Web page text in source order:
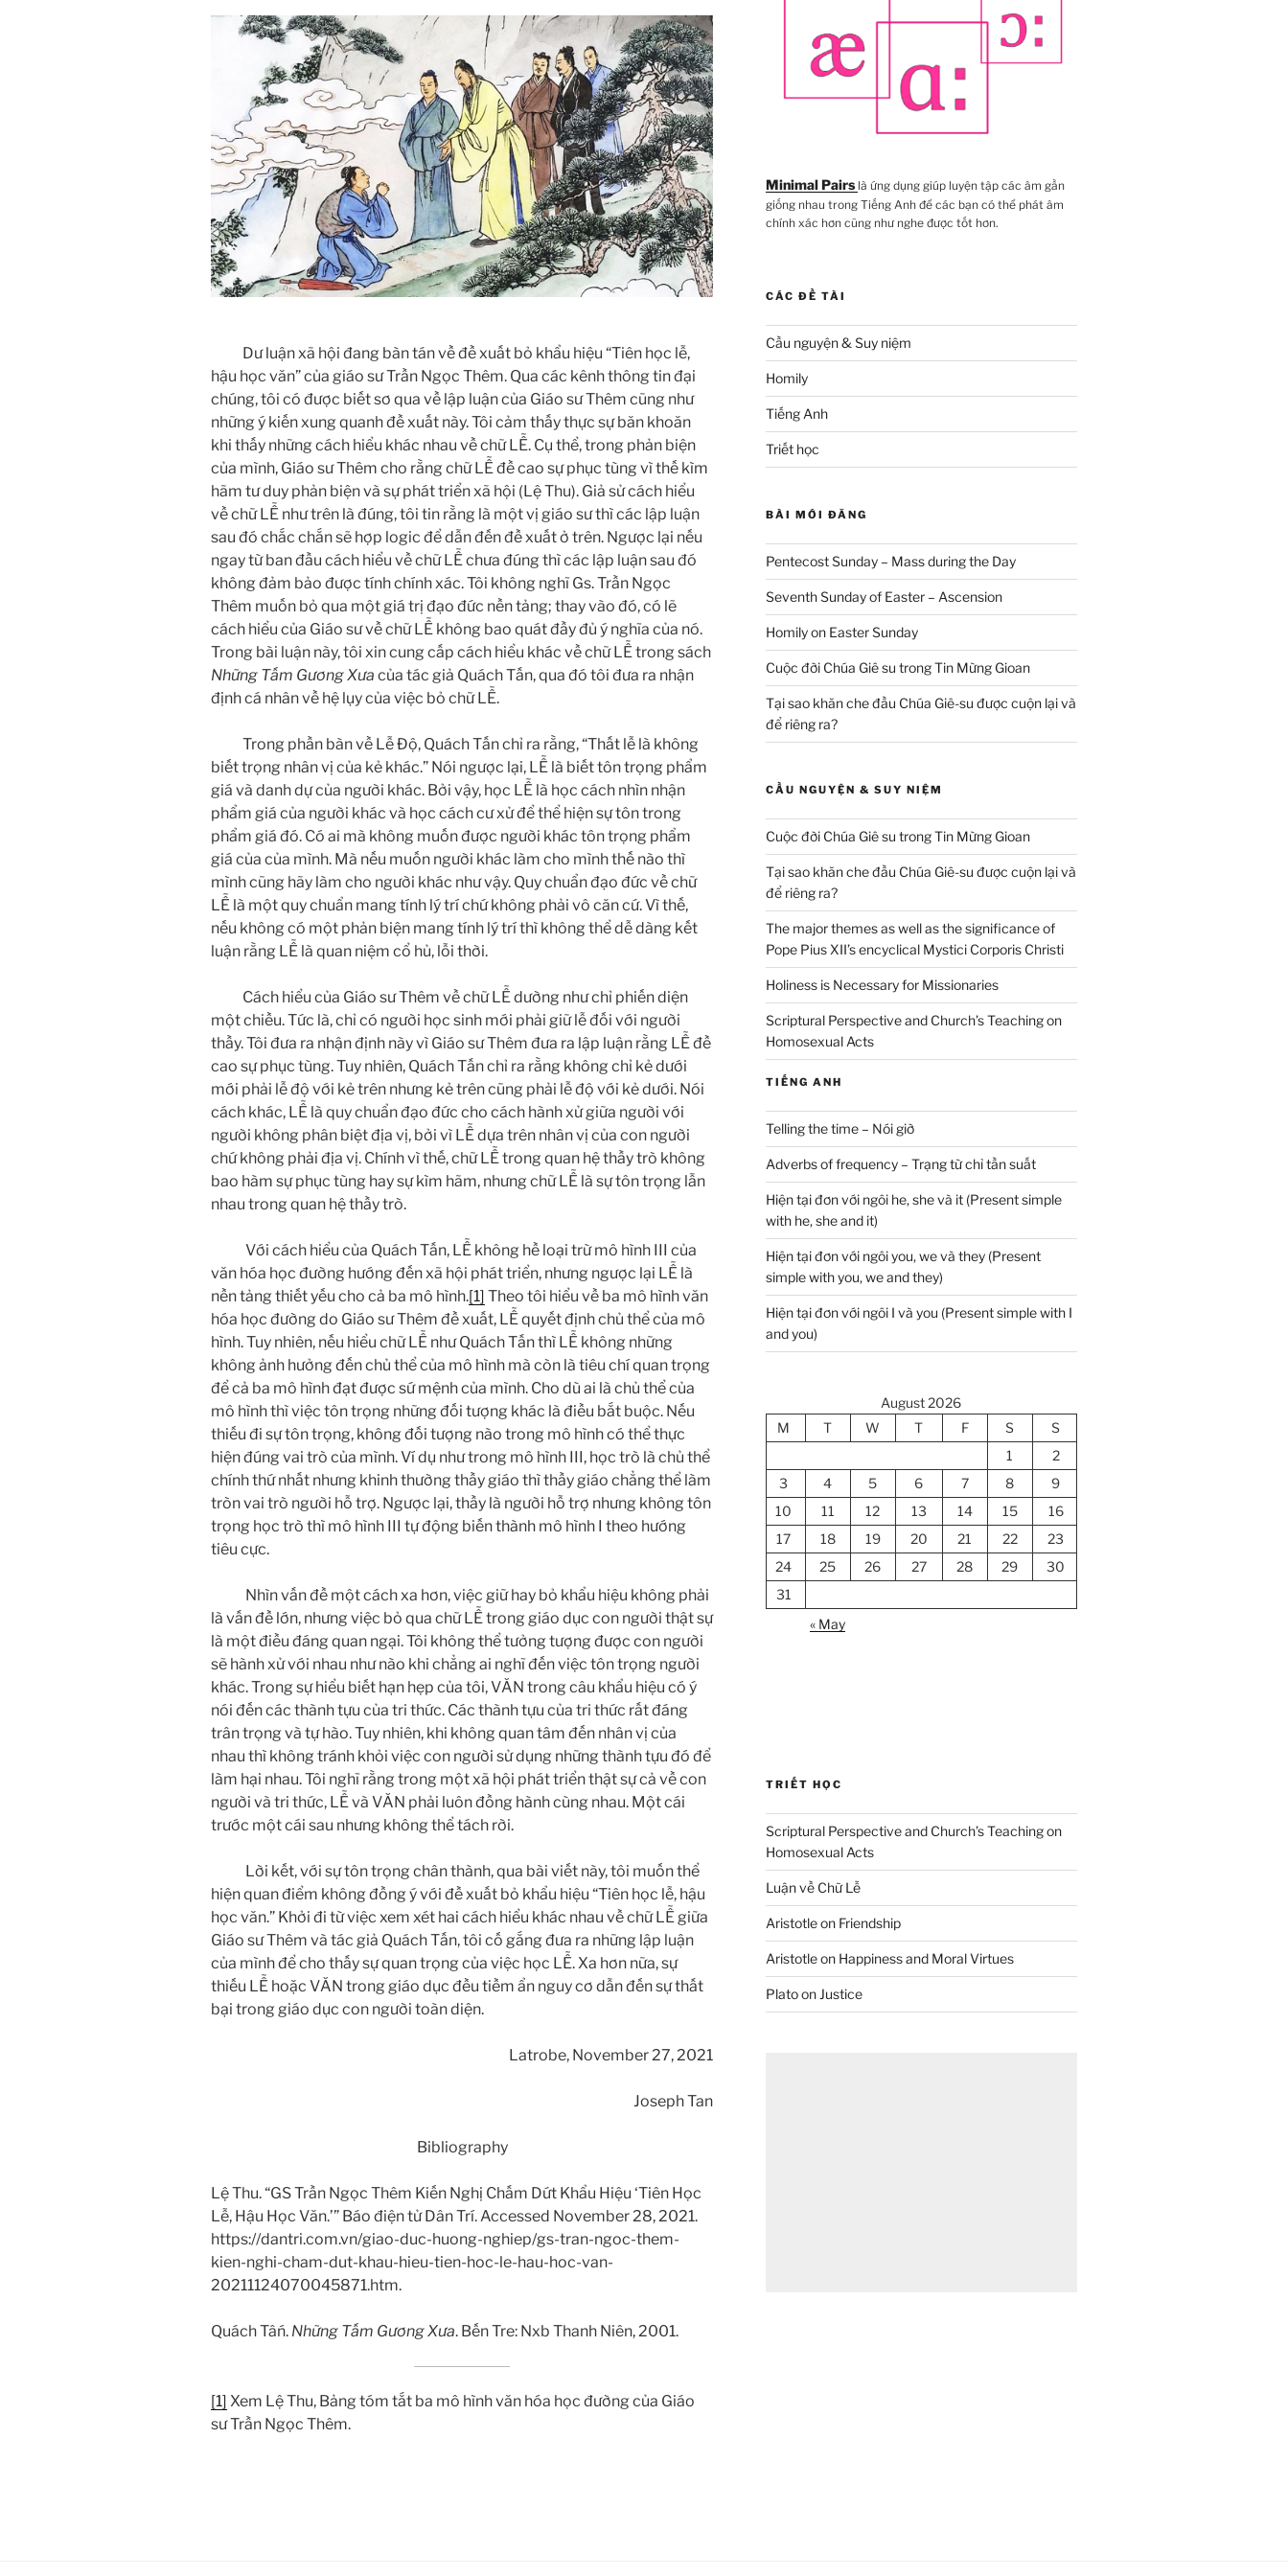
Dư luận xã hội đang bàn tán về đề xuất bỏ khẩu hiệu “Tiên học lễ,
hậu học văn” của giáo sư Trần Ngọc Thêm. Qua các kênh thông tin đại
chúng, tôi có được biết sơ qua về lập luận của Giáo sư Thêm cũng như
những ý kiến xung quanh đề xuất này. Tôi cảm thấy thực sự băn khoăn
khi thấy những cách hiểu khác nhau về chữ LỄ. Cụ thể, trong phản biện
của mình, Giáo sư Thêm cho rằng chữ LỄ đề cao sự phục tùng vì thế kìm
hãm tư duy phản biện và sự phát triển xã hội (Lệ Thu). Giả sử cách hiểu
về chữ LỄ như trên là đúng, tôi tin rằng là một vị giáo sư thì các lập luận
sau đó chắc chắn sẽ hợp logic để dẫn đến đề xuất ở trên. Ngược lại nếu
ngay từ ban đầu cách hiểu về chữ LỄ chưa đúng thì các lập luận sau đó
không đảm bảo được tính chính xác. Tôi không nghĩ Gs. Trần Ngọc
Thêm muốn bỏ qua một giá trị đạo đức nền tảng; thay vào đó, có lẽ
cách hiểu của Giáo sư về chữ LỄ không bao quát đầy đủ ý nghĩa của nó.
Trong bài luận này, tôi xin cung cấp cách hiểu khác về chữ LỄ trong sách
Những Tấm Gương Xưa của tác giả Quách Tấn, qua đó tôi đưa ra nhận
định cá nhân về hệ lụy của việc bỏ chữ LỄ.
Trong phần bàn về Lễ Độ, Quách Tấn chỉ ra rằng, “Thất lễ là không
biết trọng nhân vị của kẻ khác.” Nói ngược lại, LỄ là biết tôn trọng phẩm
giá và danh dự của người khác. Bởi vậy, học LỄ là học cách nhìn nhận
phẩm giá của người khác và học cách cư xử để thể hiện sự tôn trong
phẩm giá đó. Có ai mà không muốn được người khác tôn trọng phẩm
giá của của mình. Mà nếu muốn người khác làm cho mình thế nào thì
mình cũng hãy làm cho người khác như vậy. Quy chuẩn đạo đức về chữ
LỄ là một quy chuẩn mang tính lý trí chứ không phải vô căn cứ. Vì thế,
nếu không có một phản biện mang tính lý trí thì không thể dễ dàng kết
luận rằng LỄ là quan niệm cổ hủ, lỗi thời.
Cách hiểu của Giáo sư Thêm về chữ LỄ dường như chỉ phiến diện
một chiều. Tức là, chỉ có người học sinh mới phải giữ lễ đối với người
thầy. Tôi đưa ra nhận định này vì Giáo sư Thêm đưa ra lập luận rằng LỄ đề
cao sự phục tùng. Tuy nhiên, Quách Tấn chỉ ra rằng không chỉ kẻ dưới
mới phải lễ độ với kẻ trên nhưng kẻ trên cũng phải lễ độ với kẻ dưới. Nói
cách khác, LỄ là quy chuẩn đạo đức cho cách hành xử giữa người với
người không phân biệt địa vị, bởi vì LỄ dựa trên nhân vị của con người
chứ không phải địa vị. Chính vì thế, chữ LỄ trong quan hệ thầy trò không
bao hàm sự phục tùng hay sự kìm hãm, nhưng chữ LỄ là sự tôn trọng lẫn
nhau trong quan hệ thầy trò.
Với cách hiểu của Quách Tấn, LỄ không hề loại trừ mô hình III của
văn hóa học đường hướng đến xã hội phát triển, nhưng ngược lại LỄ là
nền tảng thiết yếu cho cả ba mô hình.[1] Theo tôi hiểu về ba mô hình văn
hóa học đường do Giáo sư Thêm đề xuất, LỄ quyết định chủ thể của mô
hình. Tuy nhiên, nếu hiểu chữ LỄ như Quách Tấn thì LỄ không những
không ảnh hưởng đến chủ thể của mô hình mà còn là tiêu chí quan trọng
để cả ba mô hình đạt được sứ mệnh của mình. Cho dù ai là chủ thể của
mô hình thì việc tôn trọng những đối tượng khác là điều bắt buộc. Nếu
thiếu đi sự tôn trọng, không đối tượng nào trong mô hình có thể thực
hiện đúng vai trò của mình. Ví dụ như trong mô hình III, học trò là chủ thể
chính thứ nhất nhưng khinh thường thầy giáo thì thầy giáo chẳng thể làm
tròn vai trò người hỗ trợ. Ngược lại, thầy là người hỗ trợ nhưng không tôn
trọng học trò thì mô hình III tự động biến thành mô hình I theo hướng
tiêu cực.
Nhìn vấn đề một cách xa hơn, việc giữ hay bỏ khẩu hiệu không phải
là vấn đề lớn, nhưng việc bỏ qua chữ LỄ trong giáo dục con người thật sự
là một điều đáng quan ngại. Tôi không thể tưởng tượng được con người
sẽ hành xử với nhau như nào khi chẳng ai nghĩ đến việc tôn trọng người
khác. Trong sự hiểu biết hạn hẹp của tôi, VĂN trong câu khẩu hiệu có ý
nói đến các thành tựu của tri thức. Các thành tựu của tri thức rất đáng
trân trọng và tự hào. Tuy nhiên, khi không quan tâm đến nhân vị của
nhau thì không tránh khỏi việc con người sử dụng những thành tựu đó để
làm hại nhau. Tôi nghĩ rằng trong một xã hội phát triển thật sự cả về con
người và tri thức, LỄ và VĂN phải luôn đồng hành cùng nhau. Một cái
trước một cái sau nhưng không thể tách rời.
Lời kết, với sự tôn trọng chân thành, qua bài viết này, tôi muốn thể
hiện quan điểm không đồng ý với đề xuất bỏ khẩu hiệu “Tiên học lễ, hậu
học văn.” Khởi đi từ việc xem xét hai cách hiểu khác nhau về chữ LỄ giữa
Giáo sư Thêm và tác giả Quách Tấn, tôi cố gắng đưa ra những lập luận
của mình để cho thấy sự quan trọng của việc học LỄ. Xa hơn nữa, sự
thiếu LỄ hoặc VĂN trong giáo dục đều tiềm ẩn nguy cơ dẫn đến sự thất
bại trong giáo dục con người toàn diện.
Latrobe, November 27, 2021
Joseph Tan
Bibliography
Lệ Thu. “GS Trần Ngọc Thêm Kiến Nghị Chấm Dứt Khẩu Hiệu ‘Tiên Học
Lễ, Hậu Học Văn.’” Báo điện tử Dân Trí. Accessed November 28, 2021.
https://dantri.com.vn/giao-duc-huong-nghiep/gs-tran-ngoc-them-
kien-nghi-cham-dut-khau-hieu-tien-hoc-le-hau-hoc-van-
20211124070045871.htm.
Quách Tâń. Những Tấm Gương Xưa. Bến Tre: Nxb Thanh Niên, 2001.
[1] Xem Lệ Thu, Bảng tóm tắt ba mô hình văn hóa học đường của Giáo
sư Trần Ngọc Thêm.
Minimal Pairs là ứng dụng giúp luyện tập các âm gần
giống nhau trong Tiếng Anh để các bạn có thể phát âm
chính xác hơn cũng như nghe được tốt hơn.
CÁC ĐỀ TÀI
Cầu nguyện & Suy niệm
Homily
Tiếng Anh
Triết học
BÀI MỚI ĐĂNG
Pentecost Sunday – Mass during the Day
Seventh Sunday of Easter – Ascension
Homily on Easter Sunday
Cuộc đời Chúa Giê su trong Tin Mừng Gioan
Tại sao khăn che đầu Chúa Giê-su được cuộn lại và
để riêng ra?
CẦU NGUYỆN & SUY NIỆM
Cuộc đời Chúa Giê su trong Tin Mừng Gioan
Tại sao khăn che đầu Chúa Giê-su được cuộn lại và
để riêng ra?
The major themes as well as the significance of
Pope Pius XII’s encyclical Mystici Corporis Christi
Holiness is Necessary for Missionaries
Scriptural Perspective and Church’s Teaching on
Homosexual Acts
TIẾNG ANH
Telling the time – Nói giờ
Adverbs of frequency – Trạng từ chỉ tần suất
Hiện tại đơn với ngôi he, she và it (Present simple
with he, she and it)
Hiện tại đơn với ngôi you, we và they (Present
simple with you, we and they)
Hiện tại đơn với ngôi I và you (Present simple with I
and you)
August 2026
M
T W T F S
S
1
2
3
4 5 6 7 8
9
10
11 12 13 14 15
16
17
18 19 20 21 22
23
24
25 26 27 28 29
30
31
« May
TRIẾT HỌC
Scriptural Perspective and Church’s Teaching on
Homosexual Acts
Luận về Chữ Lễ
Aristotle on Friendship
Aristotle on Happiness and Moral Virtues
Plato on Justice